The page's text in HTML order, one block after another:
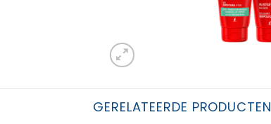
GERELATEERDE PRODUCTEN